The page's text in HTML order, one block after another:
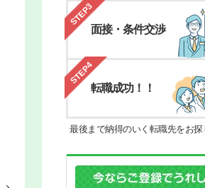
STEP3
面接・条件交渉
STEP4
転職成功！！
最後まで納得のいく転職先をお探